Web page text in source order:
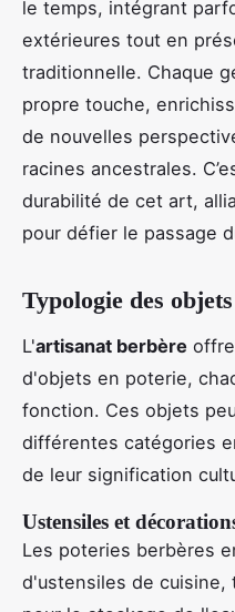
le temps, intégrant
extérieures tout en
traditionnelle. Chaque
propre touche,
de nouvelles
racines ancestrales.
durabilité de cet art,
pour défier le passage
Typologie des
L'artisanat berbère
d'objets en poterie,
fonction. Ces objets
différentes catégories
de leur signification
Ustensiles et
Les poteries berbères
d'ustensiles de cuisine,